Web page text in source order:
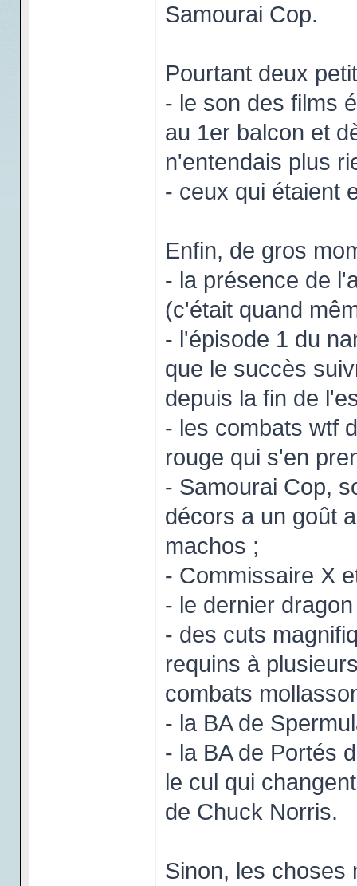
Samourai Cop.
Pourtant deux
- le son des films
au 1er balcon et
n'entendais plus
- ceux qui étaient
Enfin, de gros
- la présence de
(c'était quand
- l'épisode 1 du
que le succès
depuis la fin de
- les combats wtf
rouge qui s'en
- Samourai Cop,
décors a un goût
machos ;
- Commissaire X
- le dernier
- des cuts
requins à
combats
- la BA de
- la BA de Portés
le cul qui
de Chuck Norris.
Sinon, les choses